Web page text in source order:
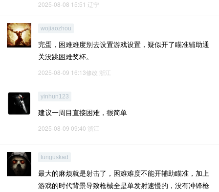
2025-08-08 15:51 辽宁
wojiaozhou
完蛋，困难难度别去设置游戏设置，疑似开了瞄准辅助通
关没跳困难奖杯。
2025-08-09 16:13修改 浙江
yinhun123
建议一周目直接困难，很简单
2025-08-09 09:40 浙江
tunguskad
最大的麻烦就是射击了，困难难度不能开辅助瞄准，加上
游戏的时代背景导致枪械全是单发射速慢的，没有冲锋枪